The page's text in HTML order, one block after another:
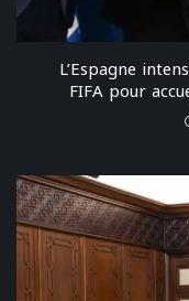
L’Espagne
FIFA pour